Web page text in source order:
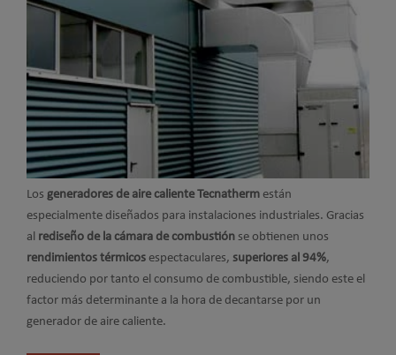
Los generadores de aire caliente Tecnatherm están
especialmente diseñados para instalaciones industriales. Gracias
al rediseño de la cámara de combustión se obtienen unos
rendimientos térmicos espectaculares, superiores al 94%,
reduciendo por tanto el consumo de combustible, siendo este el
factor más determinante a la hora de decantarse por un
generador de aire caliente.